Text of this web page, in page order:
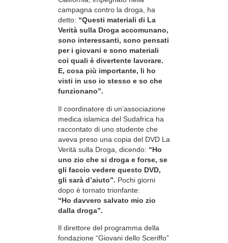
campagna contro la droga, ha
detto: “Questi materiali di La
Verità sulla Droga accomunano,
sono interessanti, sono pensati
per i giovani e sono materiali
coi quali è divertente lavorare.
E, cosa più importante, li ho
visti in uso io stesso e so che
funzionano”.
Il coordinatore di un’associazione
medica islamica del Sudafrica ha
raccontato di uno studente che
aveva preso una copia del DVD La
Verità sulla Droga, dicendo: “Ho
uno zio che si droga e forse, se
gli faccio vedere questo DVD,
gli sarà d’aiuto”. Pochi giorni
dopo è tornato trionfante:
“Ho davvero salvato mio zio
dalla droga”.
Il direttore del programma della
fondazione “Giovani dello Sceriffo”